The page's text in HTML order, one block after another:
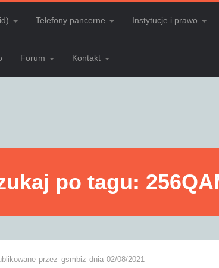
Telefony pancerne Instytucje i prawo
Forum Kontakt
po tagu:
przez gsmbiz dnia02/08/2021